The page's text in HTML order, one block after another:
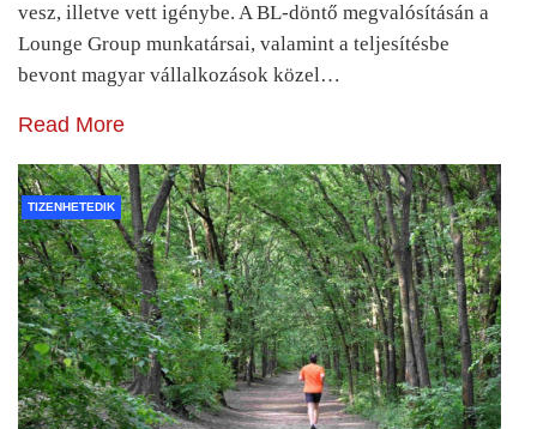
vesz, illetve vett igénybe. A BL-döntő megvalósításán a
Lounge Group munkatársai, valamint a teljesítésbe
bevont magyar vállalkozások közel…
Read More
TIZENHETEDIK